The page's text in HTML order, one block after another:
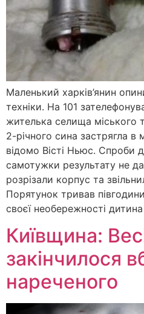
Маленький харків’янин
техніки. На 101
жителька селища міського
2-річного сина застрягла в
відомо Вісті Ньюс. Спроби
самотужки результату не
розрізали корпус та
Порятунок тривав
своєї необережності
Київщина:
закінчилося
нареченого